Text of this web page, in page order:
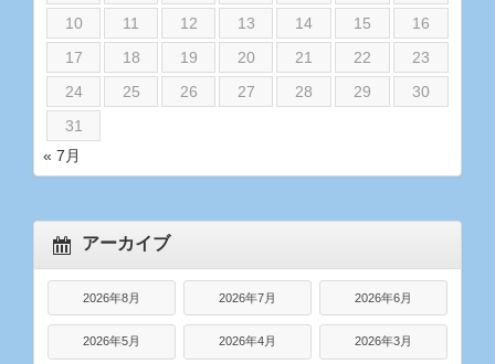
10
11 12 13 14 15
16
17
18 19 20 21 22
23
24
25 26 27 28 29
30
31
« 7月
アーカイブ
2026年8月 2026年7月 2026年6月
2026年5月 2026年4月 2026年3月